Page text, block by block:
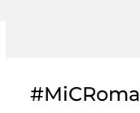
#MiCRoma